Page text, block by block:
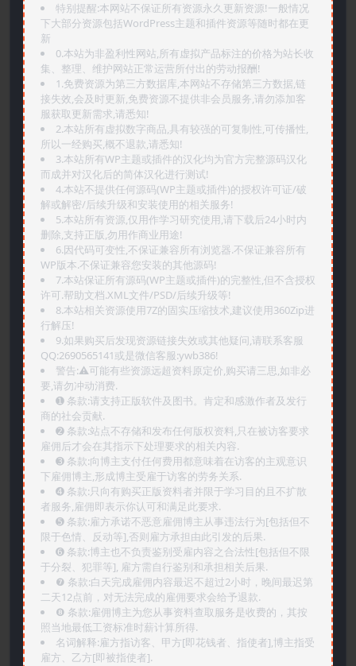
特别提醒:本网站不保证所有资源永久更新资源!一般情况
下大部分资源包括WordPress主题和插件资源等随时都在更
新
0.本站为非盈利性网站,所有虚拟产品标注的价格为站长收
集、整理、维护网站正常运营所付出的劳动报酬!
1.免费资源为第三方数据库,本网站不存储第三方数据,链
接失效,会及时更新,免费资源不提供非会员服务,请勿添加客
服获取更新需求,请悉知!
2.本站所有虚拟数字商品,具有较强的可复制性,可传播性,
所以一经购买,概不退款,请悉知!
3.本站所有WP主题或插件的汉化均为官方完整源码汉化
而成并对汉化后的简体汉化进行测试!
4.本站不提供任何源码(WP主题或插件)的授权许可证/破
解或解密/后续升级和安装使用的相关服务!
5.本站所有资源,仅用作学习研究使用,请下载后24小时内
删除,支持正版,勿用作商业用途!
6.因代码可变性,不保证兼容所有浏览器.不保证兼容所有
WP版本.不保证兼容您安装的其他源码!
7.本站保证所有源码(WP主题或插件)的完整性,但不含授权
许可.帮助文档.XML文件/PSD/后续升级等!
8.本站相关资源使用7Z的固实压缩技术,建议使用360Zip进
行解压!
9.如果购买后发现资源链接失效或其他疑问,请联系客服
QQ:2690565141或是微信客服:ywb386!
警告:⚠️可能有些资源远超资料原定价,购买请三思,如非必
要,请勿冲动消费.
➊️ 条款:请支持正版软件及图书。肯定和感激作者及发行
商的社会贡献.
➋️ 条款:站点不存储和发布任何版权资料,只在被访客要求
雇佣后才会在其指示下处理要求的相关内容.
➌️ 条款:向博主支付任何费用都意味着在访客的主观意识
下雇佣博主,形成博主受雇于访客的劳务关系.
➍️ 条款:只向有购买正版资料者并限于学习目的且不扩散
者服务,雇佣即表示你认可和满足此要求.
➎ 条款:雇方承诺不恶意雇佣博主从事违法行为[包括但不
限于色情、反动等],否则雇方承担由此引发的后果.
➏️ 条款:博主也不负责鉴别受雇内容之合法性[包括但不限
于分裂、犯罪等], 雇方需自行鉴别和承担相关后果.
❼ 条款:白天完成雇佣内容最迟不超过2小时，晚间最迟第
二天12点前，对无法完成的雇佣要求会给予退款.
❽ 条款:雇佣博主为您从事资料查取服务是收费的，其按
照当地最低工资标准时薪计算所得.
名词解释:雇方指访客、甲方[即花钱者、指使者],博主指受
雇方、乙方[即被指使者].